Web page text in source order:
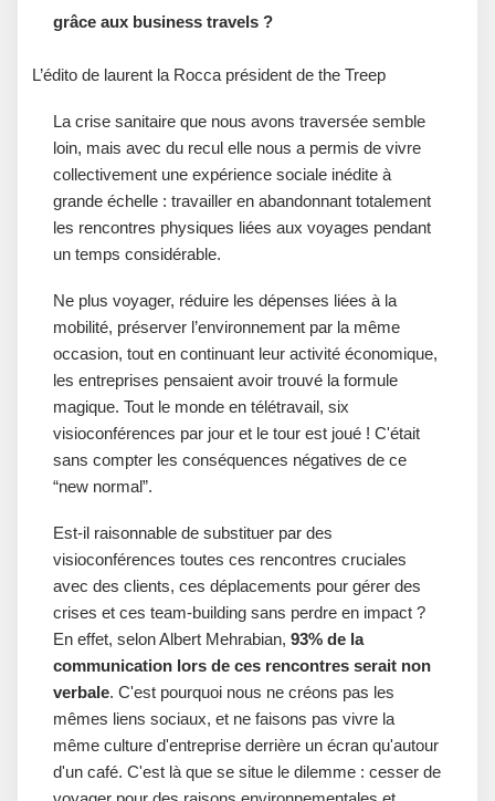
grâce aux business travels ?
L’édito de laurent la Rocca président de the Treep
La crise sanitaire que nous avons traversée semble
loin, mais avec du recul elle nous a permis de vivre
collectivement une expérience sociale inédite à
grande échelle : travailler en abandonnant totalement
les rencontres physiques liées aux voyages pendant
un temps considérable.
Ne plus voyager, réduire les dépenses liées à la
mobilité, préserver l’environnement par la même
occasion, tout en continuant leur activité économique,
les entreprises pensaient avoir trouvé la formule
magique. Tout le monde en télétravail, six
visioconférences par jour et le tour est joué ! C'était
sans compter les conséquences négatives de ce
“new normal”.
Est-il raisonnable de substituer par des
visioconférences toutes ces rencontres cruciales
avec des clients, ces déplacements pour gérer des
crises et ces team-building sans perdre en impact ?
En effet, selon Albert Mehrabian, 93% de la
communication lors de ces rencontres serait non
verbale. C'est pourquoi nous ne créons pas les
mêmes liens sociaux, et ne faisons pas vivre la
même culture d'entreprise derrière un écran qu'autour
d'un café. C'est là que se situe le dilemme : cesser de